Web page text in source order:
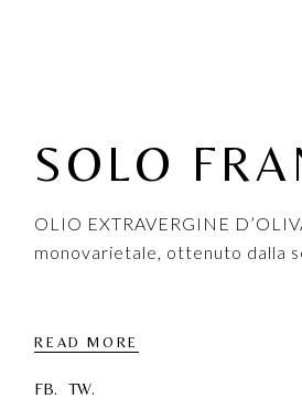
SOLO
OLIO EXTRAVERGINE
monovarietale, ottenuto dalla
READ MORE
FB. TW.